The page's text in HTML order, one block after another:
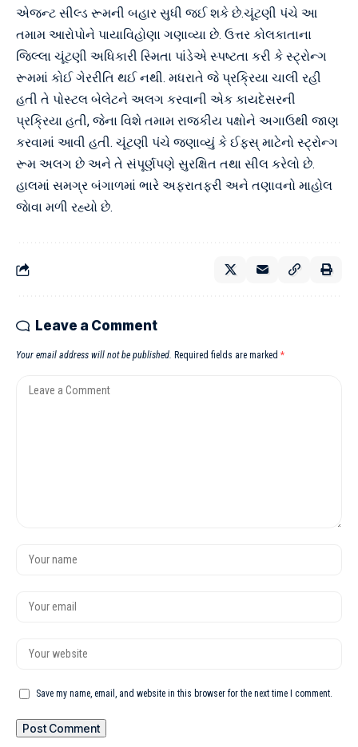
એજન્ટ સીલ્ડ રૂમની બહાર સુધી જઈ શકે છે.ચૂંટણી પંચે આ
તમામ આરોપોને પાયાવિહોણા ગણાવ્યા છે. ઉત્તર કોલકાતાના
જિલ્લા ચૂંટણી અધિકારી સ્મિતા પાંડેએ સ્પષ્ટતા કરી કે સ્ટ્રોન્ગ
રૂમમાં કોઈ ગેરરીતિ થઈ નથી. મધરાતે જે પ્રક્રિયા ચાલી રહી
હતી તે પોસ્ટલ બેલેટને અલગ કરવાની એક કાયદેસરની
પ્રક્રિયા હતી, જેના વિશે તમામ રાજકીય પક્ષોને અગાઉથી જાણ
કરવામાં આવી હતી. ચૂંટણી પંચે જણાવ્યું કે ઈફસ્ માટેનો સ્ટ્રોન્ગ
રૂમ અલગ છે અને તે સંપૂર્ણપણે સુરક્ષિત તથા સીલ કરેલો છે.
હાલમાં સમગ્ર બંગાળમાં ભારે અફરાતફરી અને તણાવનો માહોલ
જાેવા મળી રહ્યો છે.
Leave a Comment
Your email address will not be published. Required fields are marked *
Save my name, email, and website in this browser for the next time I comment.